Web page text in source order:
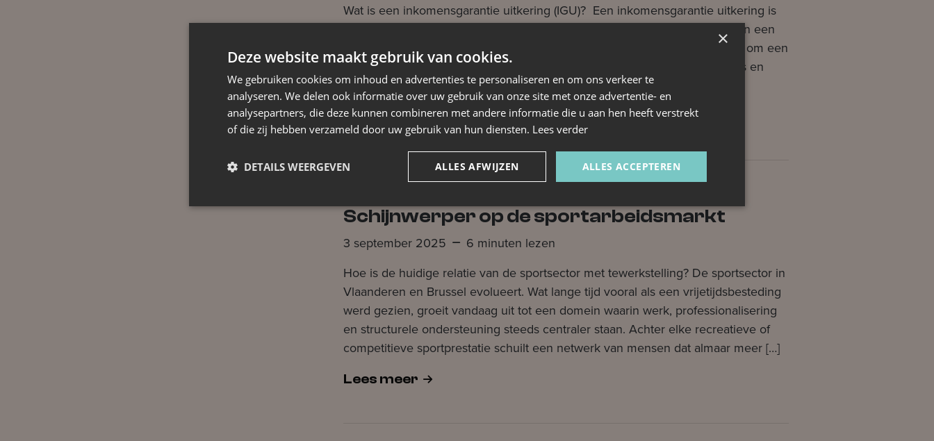
Wat is een inkomensgarantie uitkering (IGU)? Een inkomensgarantie uitkering is
een uitkering die de RVA (Rijksdienst voor Arbeidsvoorziening) toekent aan een
werkzoekende die deeltijds terug wil starten met werken. De bedoeling is om een
inkomen te garanderen aan wie deeltijds werkt, dat minstens even hoog is en
meestal iets hoger als de werkloosheidsuitkering. Hoeveel uitkering […]
Lees meer
Schijnwerper op de sportarbeidsmarkt
3 september 2025
6 minuten lezen
Hoe is de huidige relatie van de sportsector met tewerkstelling? De sportsector in
Vlaanderen en Brussel evolueert. Wat lange tijd vooral als een vrijetijdsbesteding
werd gezien, groeit vandaag uit tot een domein waarin werk, professionalisering
en structurele ondersteuning steeds centraler staan. Achter elke recreatieve of
competitieve sportprestatie schuilt een netwerk van mensen dat almaar meer […]
Lees meer
×
Deze website maakt gebruik van cookies.
We gebruiken cookies om inhoud en advertenties te personaliseren en om ons verkeer te
analyseren. We delen ook informatie over uw gebruik van onze site met onze advertentie- en
analysepartners, die deze kunnen combineren met andere informatie die u aan hen heeft verstrekt
of die zij hebben verzameld door uw gebruik van hun diensten. Lees verder
ALLES ACCEPTEREN
ALLES AFWIJZEN
DETAILS WEERGEVEN